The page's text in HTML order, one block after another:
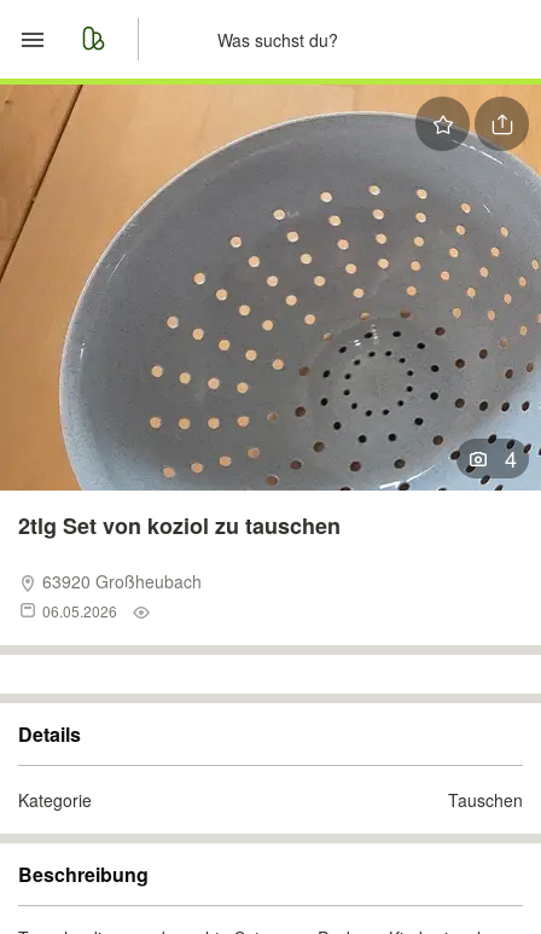
Start
Nachrichten
Anzeige aufgeben
4
2tlg Set von koziol zu tauschen
63920 Großheubach
06.05.2026
Details
Kategorie Tauschen
Beschreibung